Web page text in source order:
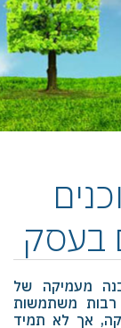
בעסק
מעמיקה של
רבות משתמשות
אך לא תמיד